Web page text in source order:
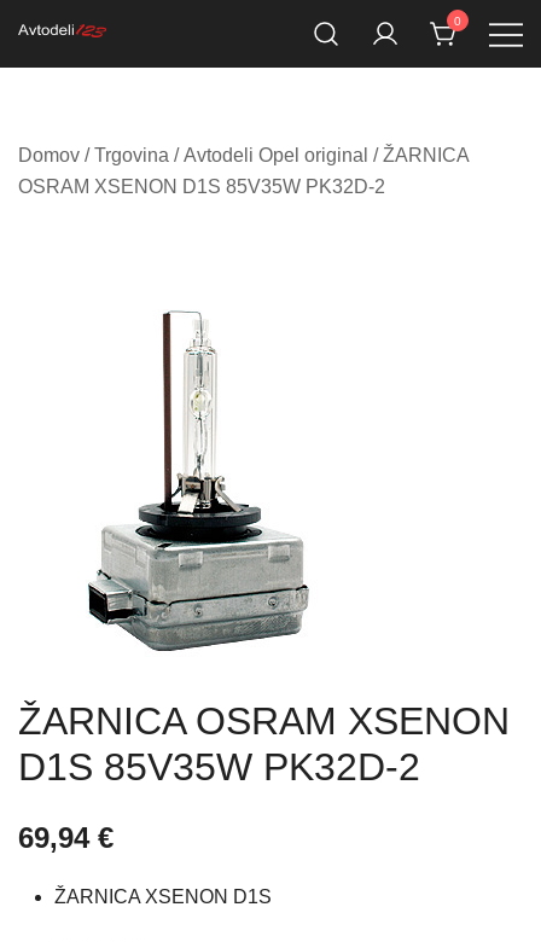
Avtodeli123.si
Prodaja rezervnih avtodelov
0
Domov /Trgovina /Avtodeli Opel original / ŽARNICA
OSRAM XSENON D1S 85V35W PK32D-2
ŽARNICA OSRAM XSENON
D1S 85V35W PK32D-2
69,94 €
ŽARNICA XSENON D1S